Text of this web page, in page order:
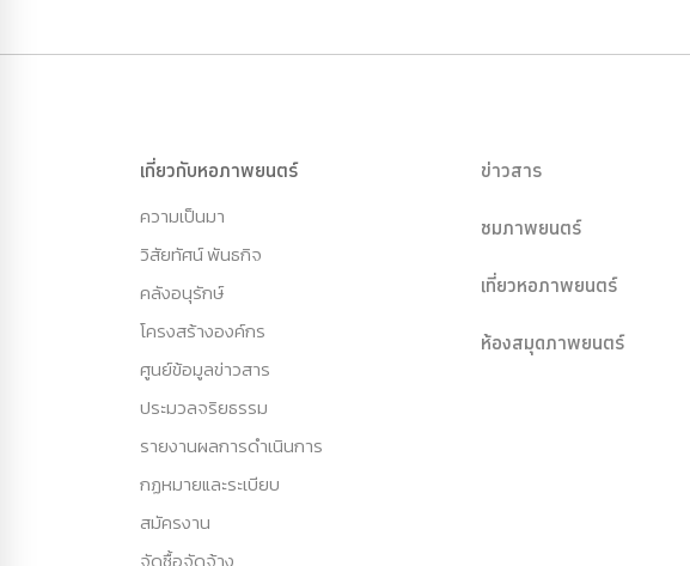
เกี่ยวกับหอภาพยนตร์
ความเป็นมา
วิสัยทัศน์ พันธกิจ
คลังอนุรักษ์
โครงสร้างองค์กร
ศูนย์ข้อมูลข่าวสาร
ประมวลจริยธรรม
รายงานผลการดำเนินการ
กฏหมายและระเบียบ
สมัครงาน
จัดซื้อจัดจ้าง
ข่าวสาร
ชมภาพยนตร์
เที่ยวหอภาพยนตร์
ห้องสมุดภาพยนตร์